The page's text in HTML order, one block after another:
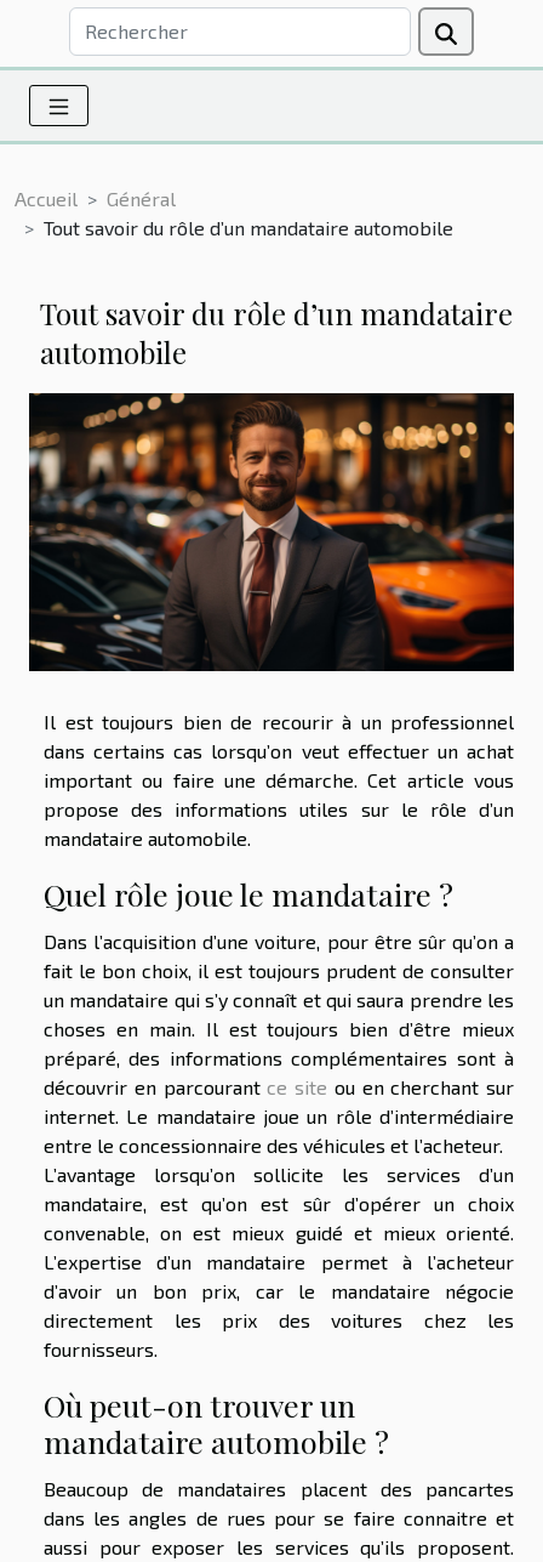
Accueil
Général
Tout savoir du rôle d’un mandataire automobile
Tout savoir du rôle d’un mandataire
automobile
Il est toujours bien de recourir à un professionnel
dans certains cas lorsqu’on veut effectuer un achat
important ou faire une démarche. Cet article vous
propose des informations utiles sur le rôle d’un
mandataire automobile.
Quel rôle joue le mandataire ?
Dans l’acquisition d’une voiture, pour être sûr qu’on a
fait le bon choix, il est toujours prudent de consulter
un mandataire qui s’y connaît et qui saura prendre les
choses en main. Il est toujours bien d’être mieux
préparé, des informations complémentaires sont à
découvrir en parcourantce site ou en cherchant sur
internet. Le mandataire joue un rôle d’intermédiaire
entre le concessionnaire des véhicules et l’acheteur.
L’avantage lorsqu’on sollicite les services d’un
mandataire, est qu’on est sûr d’opérer un choix
convenable, on est mieux guidé et mieux orienté.
L’expertise d’un mandataire permet à l’acheteur
d’avoir un bon prix, car le mandataire négocie
directement les prix des voitures chez les
fournisseurs.
Où peut-on trouver un
mandataire automobile ?
Beaucoup de mandataires placent des pancartes
dans les angles de rues pour se faire connaitre et
aussi pour exposer les services qu’ils proposent.